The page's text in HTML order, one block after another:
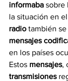
informaba sobre
la situación en
radio también se
mensajes
en los países
Estos mensajes,
transmisiones